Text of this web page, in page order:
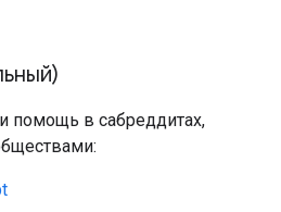
помощь в сабреддитах,